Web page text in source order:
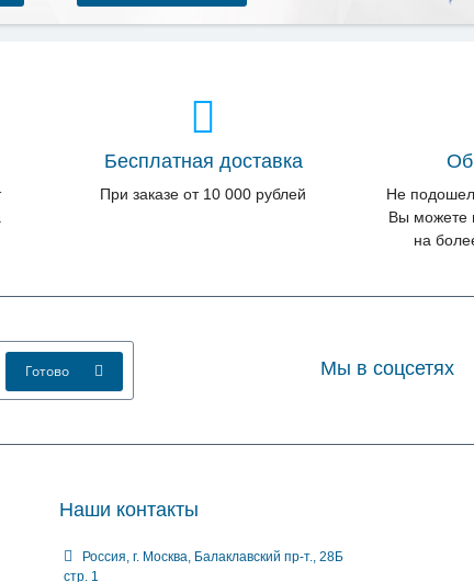
Бесплатная доставка
При заказе от 10 000 рублей
Не
Вы можете
на
Готово Мы в соцсетях
Наши контакты
Россия, г. Москва, Балаклавский пр-т., 28Б
стр. 1